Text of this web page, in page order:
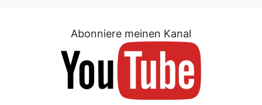
Abonniere meinen Kanal